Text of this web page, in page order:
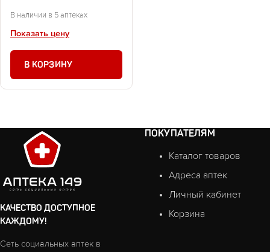
В наличии в 5 аптеках
Показать цену
В КОРЗИНУ
КАЧЕСТВО ДОСТУПНОЕ
КАЖДОМУ!
Сеть социальных аптек в
ПОКУПАТЕЛЯМ
Каталог товаров
Адреса аптек
Личный кабинет
Корзина